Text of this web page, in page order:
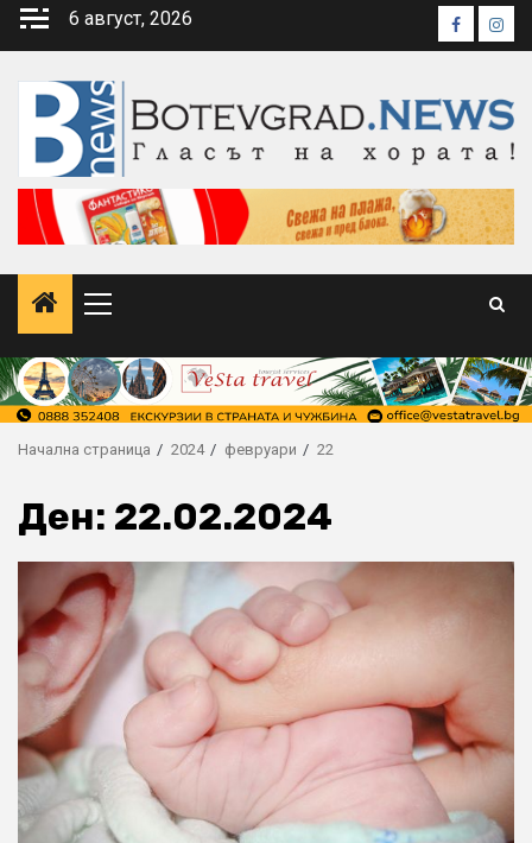
Skip
6 август, 2026 Facebook
Primary
Начална страница 2024 февруари 22
Ден: 22.02.2024